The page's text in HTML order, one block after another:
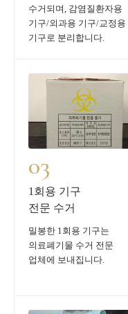
수거되며, 감염질환자용
기구/외과용 기구/교정용
기구로 분리합니다.
03
1회용 기구
전문 수거
밀봉한 1회용 기구는
의료폐기물 수거 전문
업체에 보내집니다.